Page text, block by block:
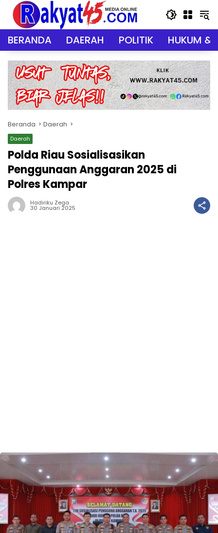
Langsung
konten
BERANDA DAERAH POLITIK HUKUM &
Beranda Daerah
Daerah
Polda Riau Sosialisasikan
Penggunaan Anggaran 2025 di
Polres Kampar
Hadiriku Zega
30 Januari 2025